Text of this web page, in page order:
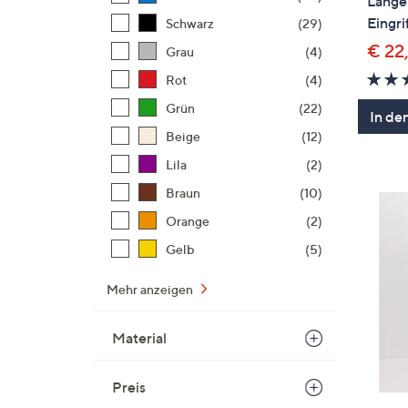
Schwarz
(29)
Grau
(4)
Rot
(4)
Grün
(22)
Beige
(12)
Lila
(2)
Braun
(10)
Orange
(2)
Gelb
(5)
Mehr anzeigen
Material
Preis
€
In